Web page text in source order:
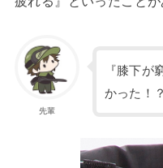
先輩
『膝下が
かった！？